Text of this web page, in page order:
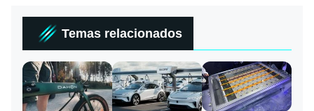
Temas relacionados